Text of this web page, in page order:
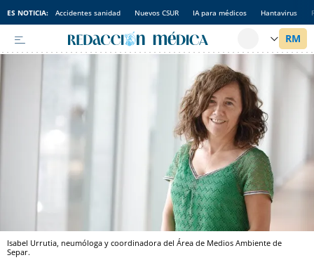
ES NOTICIA: Accidentes sanidad Nuevos CSUR IA para médicos Hantavirus
Isabel Urrutia, neumóloga y coordinadora del Área de Medios Ambiente de
Separ.